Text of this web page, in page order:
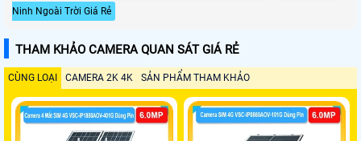
Ninh Ngoài Trời Giá Rẻ
THAM KHẢO CAMERA QUAN SÁT GIÁ RẺ
CÙNG LOẠI CAMERA 2K 4K SẢN PHẨM THAM KHẢO